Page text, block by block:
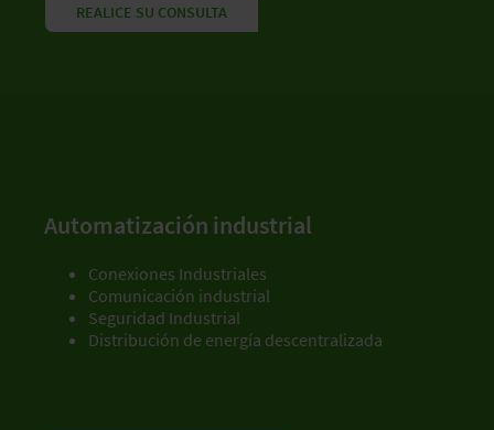
REALICE SU CONSULTA
Automatización industrial
Conexiones Industriales
Comunicación industrial
Seguridad Industrial
Distribución de energía descentralizada